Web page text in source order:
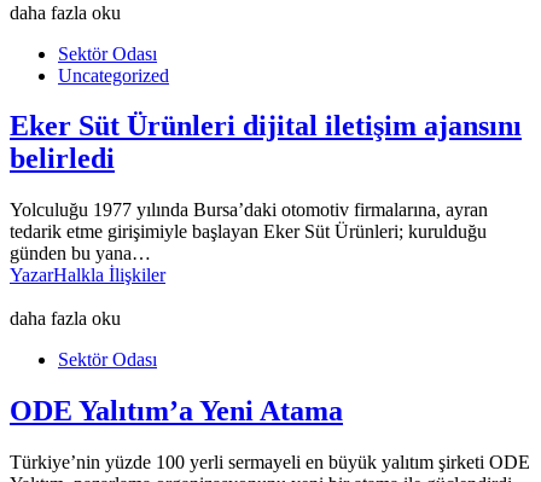
daha fazla oku
Sektör Odası
Uncategorized
Eker Süt Ürünleri dijital iletişim ajansını
belirledi
Yolculuğu 1977 yılında Bursa’daki otomotiv firmalarına, ayran
tedarik etme girişimiyle başlayan Eker Süt Ürünleri; kurulduğu
günden bu yana…
YazarHalkla İlişkiler
daha fazla oku
Sektör Odası
ODE Yalıtım’a Yeni Atama
Türkiye’nin yüzde 100 yerli sermayeli en büyük yalıtım şirketi ODE